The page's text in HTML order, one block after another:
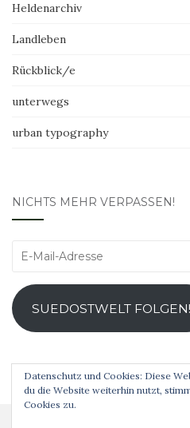
Heldenarchiv
Landleben
Rückblick/e
unterwegs
urban typography
NICHTS MEHR VERPASSEN!
E-
Adresse
SUEDOSTWELT FOLGEN!
Datenschutz und Cookies: Diese
du die Website weiterhin nutzt,
Cookies zu.